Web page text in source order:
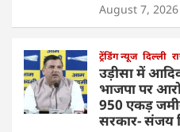
August 7, 2026
ट्रेंडिंग न्यूज दिल्ली
उड़ीसा में
भाजपा पर
950 एकड़
सरकार- संजय